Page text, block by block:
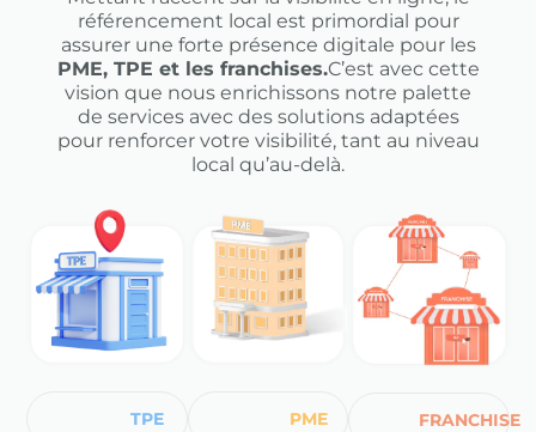
référencement local est primordial pour
assurer une forte présence digitale pour les
PME, TPE et les franchises.C’est avec cette
vision que nous enrichissons notre palette
de services avec des solutions adaptées
pour renforcer votre visibilité, tant au niveau
local qu’au-delà.
TPE PME FRANCHISE